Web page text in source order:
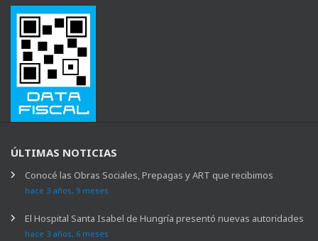
ÚLTIMAS NOTICIAS
Conocé las Obras Sociales, Prepagas y ART que recibimos
hace 3 años, 9 meses
El Hospital Santa Isabel de Hungría presentó nuevas autoridades
hace 3 años, 6 meses